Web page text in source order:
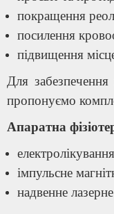
покращення
посилення
підвищення
Для
пропонуємо
Апаратна
імпульсне
надвенне